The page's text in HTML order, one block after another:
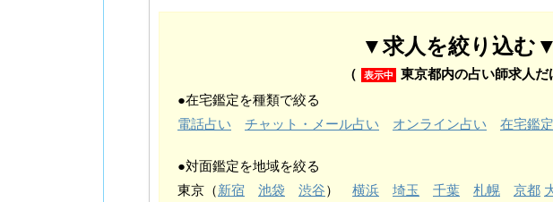
▼求人を絞り込む▼
（ 表示中
東京都内の占い師求人だ
●在宅鑑定を種類で絞る
電話占い
チャット・メール占い オンライン占い 在宅鑑
●対面鑑定を地域を絞る
東京（新宿 池袋 渋谷） 横浜 埼玉 千葉 札幌 京都